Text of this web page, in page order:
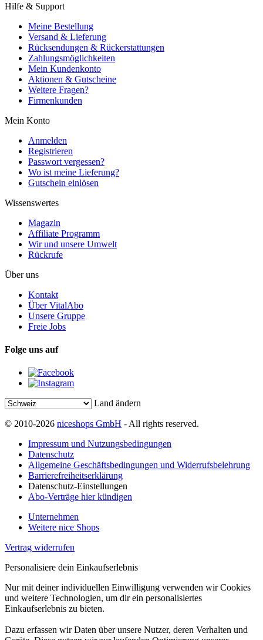
Hilfe & Support
Meine Bestellung
Versand & Lieferung
Rücksendungen & Rückerstattungen
Zahlungsmöglichkeiten
Mein Kundenkonto
Aktionen & Gutscheine
Weitere Fragen?
Firmenkunden
Mein Konto
Anmelden
Registrieren
Passwort vergessen?
Wo ist meine Lieferung?
Gutschein einlösen
Wissenswertes
Magazin
Affiliate Programm
Wir und unsere Umwelt
Rückrufe
Über uns
Kontakt
Über VitalAbo
Unsere Gruppe
Freie Jobs
Folge uns auf
Land ändern
© 2010-2026 niceshops GmbH - All rights reserved.
Impressum und Nutzungsbedingungen
Datenschutz
Allgemeine Geschäftsbedingungen und Widerrufsbelehrung
Barrierefreiheitserklärung
Datenschutz-Einstellungen
Abo-Verträge hier kündigen
Unternehmen
Weitere nice Shops
Vertrag widerrufen
Personalisiere dein Einkaufserlebnis
Nur mit deiner individuellen Einwilligung verwenden wir Cookies
und weitere Technologien, um dir ein personalisiertes
Einkaufserlebnis zu bieten.
Dazu erfassen wir Daten über unsere Nutzer, deren Verhalten und